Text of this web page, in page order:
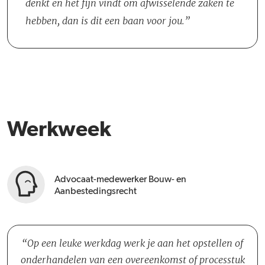
denkt en het fijn vindt om afwisselende zaken te
hebben, dan is dit een baan voor jou.
Werkweek
Advocaat-medewerker Bouw- en
Aanbestedingsrecht
Op een leuke werkdag werk je aan het opstellen of
onderhandelen van een overeenkomst of processtuk